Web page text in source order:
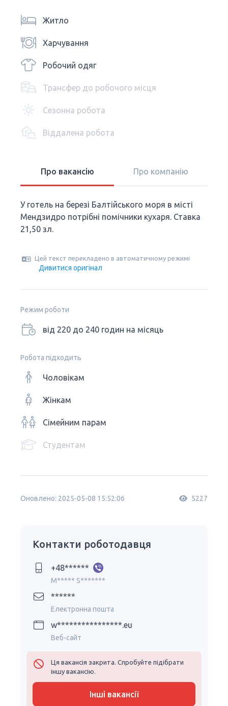
Житло
Харчування
Робочий одяг
Трансфер до робочого місця
Сезонна робота
Віддалена робота
Про вакансію Про компанію
У готель на березі Балтійського моря в місті
Мендзидро потрібні помічники кухаря. Ставка
21,50 зл.
Цей текст перекладено в автоматичному режимі
Дивитися оригінал
Режим роботи
від 220 до 240 годин на місяць
Робота підходить
Чоловікам
Жінкам
Сімейним парам
Студентам
Оновлено: 2025-05-08 15:52:06 5227
Контакти роботодавця
+48******
M***** S*******
******
Електронна пошта
w****************.eu
Веб-сайт
Ця вакансія закрита. Спробуйте підібрати
іншу вакансію.
Інші вакансії